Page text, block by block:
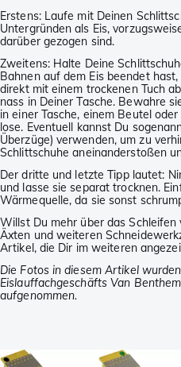
Erstens: Laufe mit Deinen
Untergründen als Eis,
darüber gezogen sind.
Zweitens: Halte Deine
Bahnen auf dem Eis beendet
direkt mit einem trockenen Tuch
nass in Deiner Tasche. Bewahre
in einer Tasche, einem Beutel
lose. Eventuell kannst Du
Überzüge) verwenden, um zu
Schlittschuhe aneinanderstoßen
Der dritte und letzte Tipp lautet:
und lasse sie separat trocknen.
Wärmequelle, da sie sonst
Willst Du mehr über das Schleifen
Äxten und weiteren
Artikel, die Dir im weiteren
Die Fotos in diesem Artikel
Eislauffachgeschäfts Van
aufgenommen.